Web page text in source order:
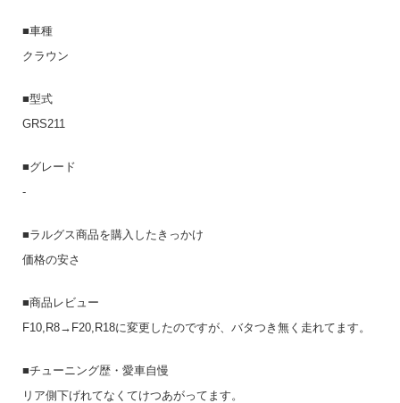
■車種
クラウン
■型式
GRS211
■グレード
-
■ラルグス商品を購入したきっかけ
価格の安さ
■商品レビュー
F10,R8→F20,R18に変更したのですが、バタつき無く走れてます。
■チューニング歴・愛車自慢
リア側下げれてなくてけつあがってます。